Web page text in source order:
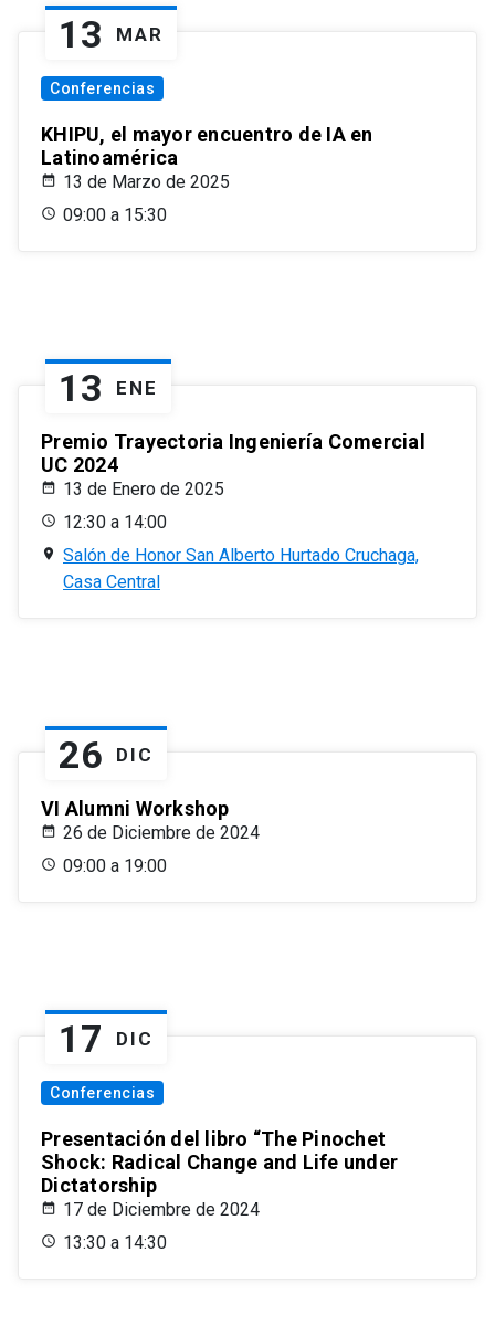
13 MAR
Conferencias
KHIPU, el mayor encuentro de IA en
Latinoamérica
13 de Marzo de 2025
09:00 a 15:30
13 ENE
Premio Trayectoria Ingeniería Comercial
UC 2024
13 de Enero de 2025
12:30 a 14:00
Salón de Honor San Alberto Hurtado Cruchaga,
Casa Central
26 DIC
VI Alumni Workshop
26 de Diciembre de 2024
09:00 a 19:00
17 DIC
Conferencias
Presentación del libro “The Pinochet
Shock: Radical Change and Life under
Dictatorship
17 de Diciembre de 2024
13:30 a 14:30